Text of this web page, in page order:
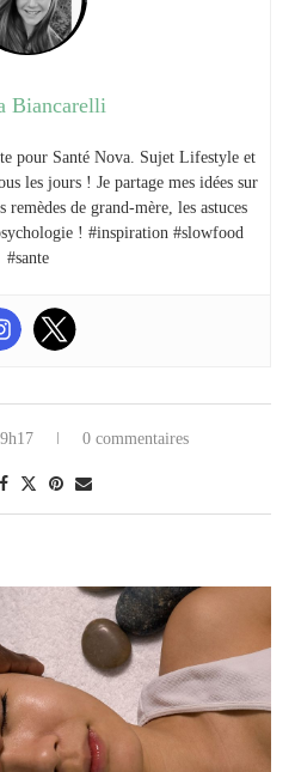
Biancarelli
pour Santé Nova. Sujet Lifestyle et
les jours ! Je partage mes idées sur
remèdes de grand-mère, les astuces
! #inspiration #slowfood
#sante
0 commentaires